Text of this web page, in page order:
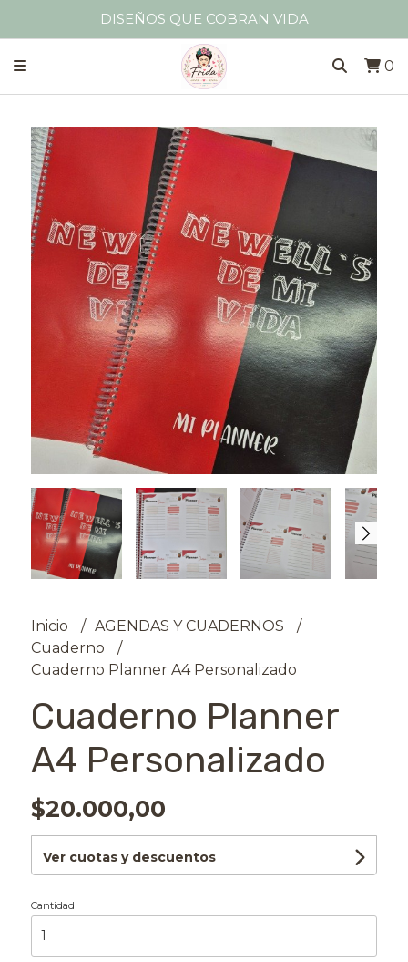
DISEÑOS QUE COBRAN VIDA
0
Inicio
AGENDAS Y CUADERNOS
Cuaderno
Cuaderno Planner A4 Personalizado
Cuaderno Planner
A4 Personalizado
$20.000,00
Ver cuotas y descuentos
Cantidad